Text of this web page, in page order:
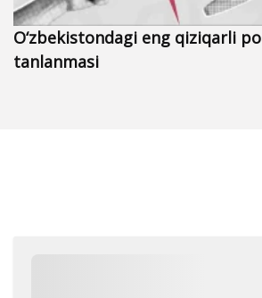
O‘zbekistondagi eng qiziqarli
tanlanmasi